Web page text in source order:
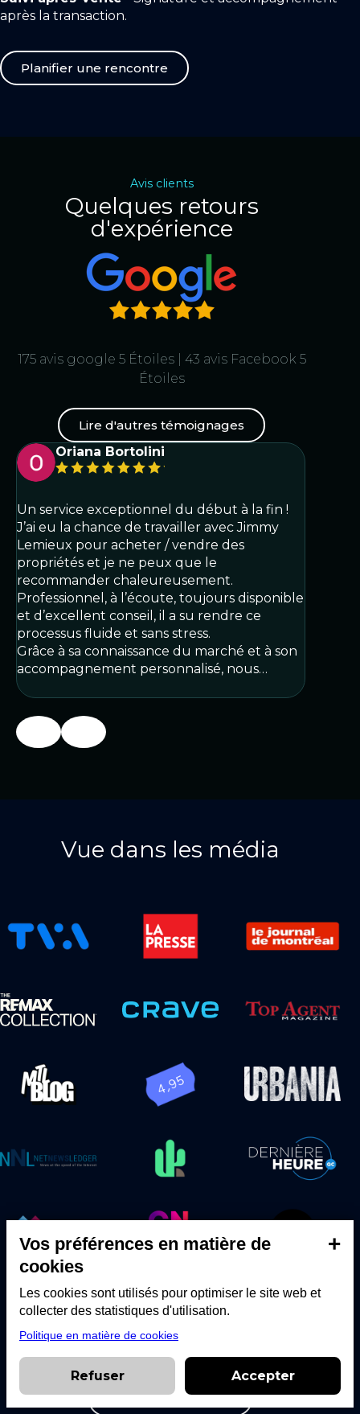
le plus gros
en immobilier au québec
après la transaction.
Planifier une rencontre
Avis clients
Quelques retours
d'expérience
175 avis google 5 Étoiles | 43 avis Facebook 5
Étoiles
Lire d'autres témoignages
Oriana Bortolini
Un service exceptionnel du début à la fin !
J’ai eu la chance de travailler avec Jimmy
Lemieux pour acheter / vendre des
propriétés et je ne peux que le
recommander chaleureusement.
Professionnel, à l’écoute, toujours disponible
et d’excellent conseil, il a su rendre ce
processus fluide et sans stress.
Grâce à sa connaissance du marché et à son
accompagnement personnalisé, nous…
Vue dans les média
Voir mes entrevues
+
Vos préférences en matière de
cookies
Les cookies sont utilisés pour optimiser le site web et
collecter des statistiques d'utilisation.
Politique en matière de cookies
Refuser Accepter